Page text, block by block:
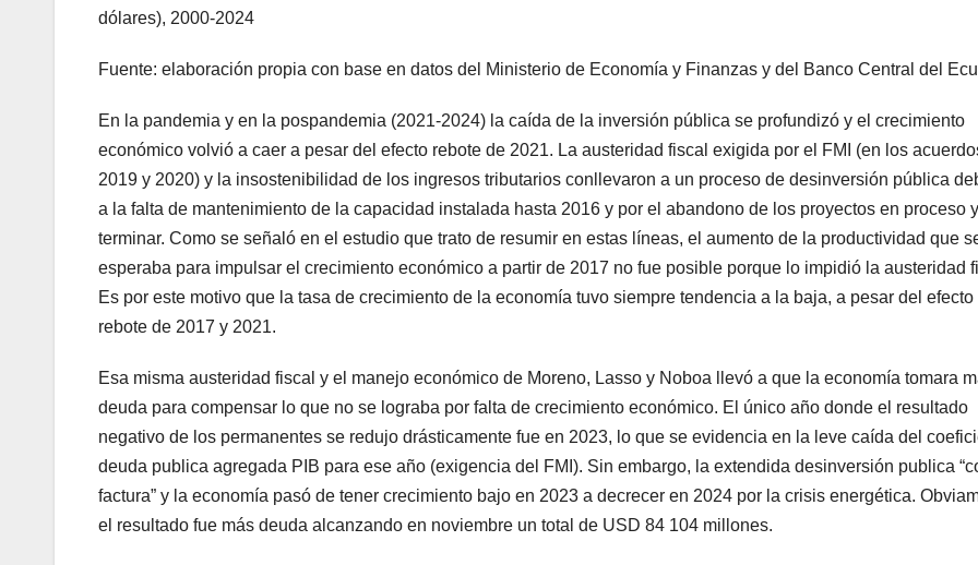
dólares), 2000-2024
Fuente: elaboración propia con base en datos del Ministerio de Economía y Finanzas y del Banco Central del
En la pandemia y en la pospandemia (2021-2024) la caída de la inversión pública se profundizó y el crecimiento
económico volvió a caer a pesar del efecto rebote de 2021. La austeridad fiscal exigida por el FMI (en los
2019 y 2020) y la insostenibilidad de los ingresos tributarios conllevaron a un proceso de desinversión pública
a la falta de mantenimiento de la capacidad instalada hasta 2016 y por el abandono de los proyectos en proceso
terminar. Como se señaló en el estudio que trato de resumir en estas líneas, el aumento de la productividad que
esperaba para impulsar el crecimiento económico a partir de 2017 no fue posible porque lo impidió la austeridad
Es por este motivo que la tasa de crecimiento de la economía tuvo siempre tendencia a la baja, a pesar del efecto
rebote de 2017 y 2021.
Esa misma austeridad fiscal y el manejo económico de Moreno, Lasso y Noboa llevó a que la economía tomara
deuda para compensar lo que no se lograba por falta de crecimiento económico. El único año donde el resultado
negativo de los permanentes se redujo drásticamente fue en 2023, lo que se evidencia en la leve caída del
deuda publica agregada PIB para ese año (exigencia del FMI). Sin embargo, la extendida desinversión publica
factura” y la economía pasó de tener crecimiento bajo en 2023 a decrecer en 2024 por la crisis energética.
el resultado fue más deuda alcanzando en noviembre un total de USD 84 104 millones.